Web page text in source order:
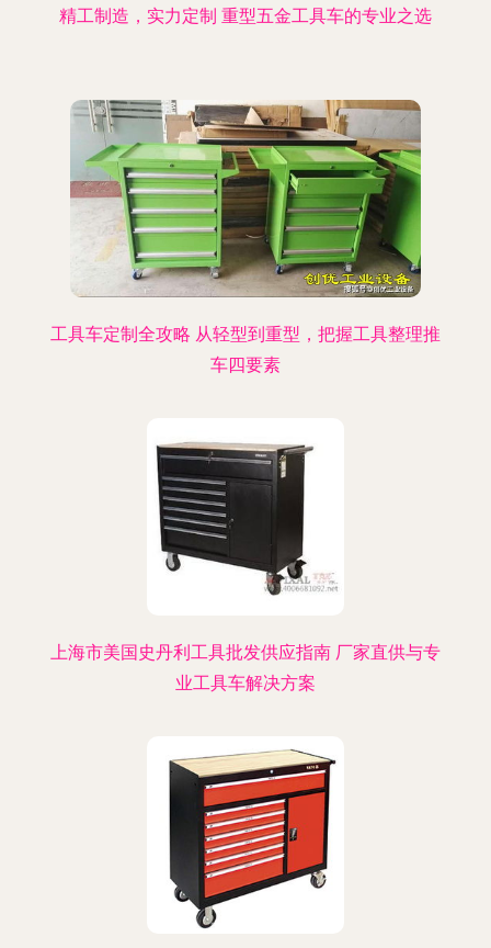
精工制造，实力定制 重型五金工具车的专业之选
工具车定制全攻略 从轻型到重型，把握工具整理推
车四要素
上海市美国史丹利工具批发供应指南 厂家直供与专
业工具车解决方案